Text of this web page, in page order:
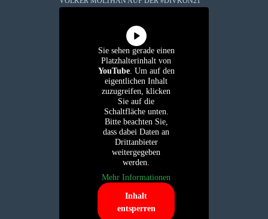
Sie sehen gerade einen
Platzhalterinhalt von
YouTube. Um auf den
eigentlichen Inhalt
zuzugreifen, klicken
Sie auf die
Schaltfläche unten.
Bitte beachten Sie,
dass dabei Daten an
Drittanbieter
weitergegeben
werden.
Mehr Informationen
Inhalt
entsperren